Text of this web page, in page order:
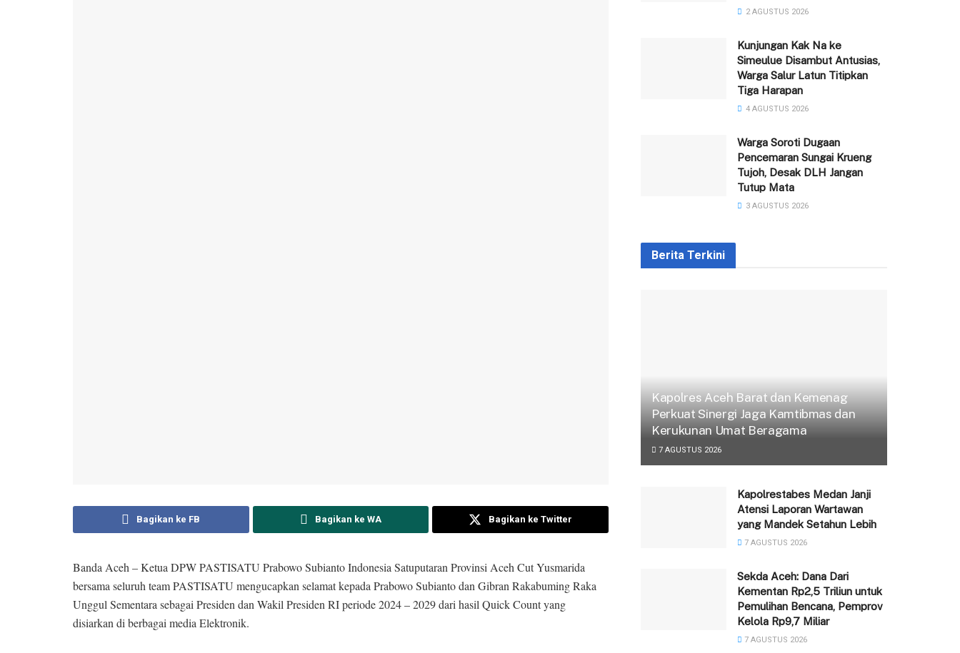
Bagikan ke FB Bagikan ke WA Bagikan ke Twitter
Banda Aceh – Ketua DPW PASTISATU Prabowo Subianto Indonesia Satuputaran Provinsi Aceh Cut Yusmarida
bersama seluruh team PASTISATU mengucapkan selamat kepada Prabowo Subianto dan Gibran Rakabuming Raka
Unggul Sementara sebagai Presiden dan Wakil Presiden RI periode 2024 – 2029 dari hasil Quick Count yang
disiarkan di berbagai media Elektronik.
2 AGUSTUS 2026
Kunjungan Kak Na ke
Simeulue Disambut Antusias,
Warga Salur Latun Titipkan
Tiga Harapan
4 AGUSTUS 2026
Warga Soroti Dugaan
Pencemaran Sungai Krueng
Tujoh, Desak DLH Jangan
Tutup Mata
3 AGUSTUS 2026
Berita Terkini
Kapolres Aceh Barat dan Kemenag
Perkuat Sinergi Jaga Kamtibmas dan
Kerukunan Umat Beragama
7 AGUSTUS 2026
Kapolrestabes Medan Janji
Atensi Laporan Wartawan
yang Mandek Setahun Lebih
7 AGUSTUS 2026
Sekda Aceh: Dana Dari
Kementan Rp2,5 Triliun untuk
Pemulihan Bencana, Pemprov
Kelola Rp9,7 Miliar
7 AGUSTUS 2026